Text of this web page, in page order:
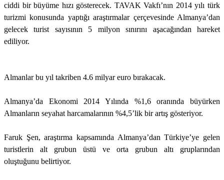
ciddi bir büyüme hızı gösterecek. TAVAK Vakfı’nın 2014 yılı türk
turizmi konusunda yaptığı araştırmalar çerçevesinde Almanya’dan
gelecek turist sayısının 5 milyon sınırını aşacağından hareket
ediliyor.
Almanlar bu yıl takriben 4.6 milyar euro bırakacak.
Almanya’da Ekonomi 2014 Yılında %1,6 oranında büyürken
Almanların seyahat harcamalarının %4,5’lik bir artış gösteriyor.
Faruk Şen, araştırma kapsamında Almanya’dan Türkiye’ye gelen
turistlerin alt grubun üstü ve orta grubun altı gruplarından
oluştuğunu belirtiyor.